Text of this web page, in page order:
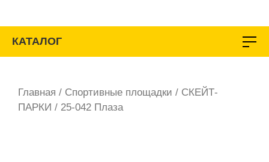
содержимому
КАТАЛОГ
Главная / Спортивные площадки / СКЕЙТ-
ПАРКИ / 25-042 Плаза